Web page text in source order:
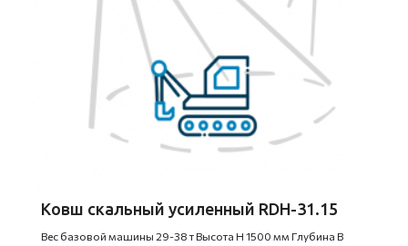
Ковш скальный усиленный RDH-31.15
Вес базовой машины 29-38 т Высота H 1500 мм Глубина B